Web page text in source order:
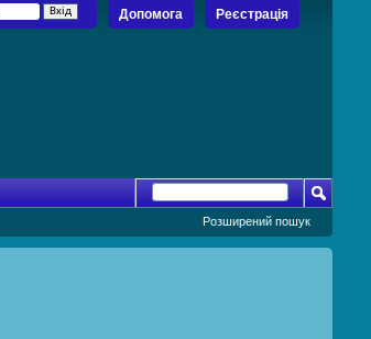
Реєстрація
Допомога
Розширений пошук